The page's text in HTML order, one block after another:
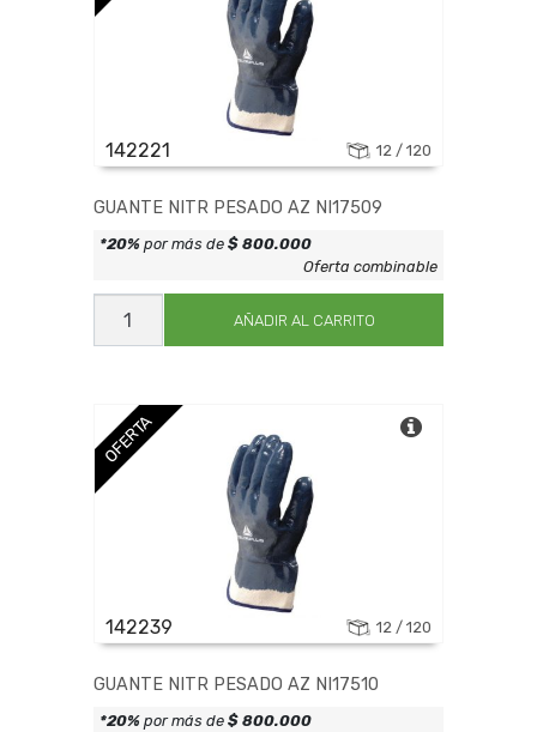
142221 12 / 120
GUANTE NITR PESADO AZ NI17509
GUANTE
NITR
PESADO
AÑADIR AL CARRITO
*20%por más de $ 800.000
Oferta combinable
OFERTA
142239 12 / 120
GUANTE NITR PESADO AZ NI17510
*20%por más de $ 800.000